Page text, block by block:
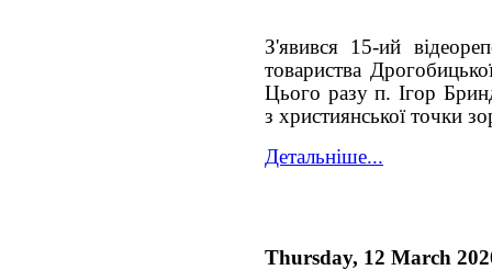
З'явився 15-ий
товариства
Цього разу п. Ігор
з християнської точки
Детальніше...
Thursday, 12 March